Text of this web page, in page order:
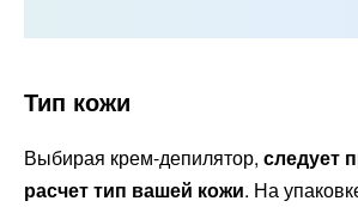
Тип кожи
Выбирая крем-депилятор, следует
расчет тип вашей кожи. На